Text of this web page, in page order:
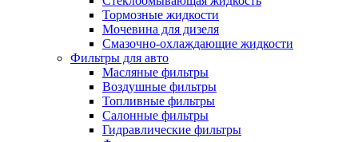
Тормозные жидкости
Мочевина для дизеля
Смазочно-охлаждающие жидкости
Фильтры для авто
Масляные фильтры
Воздушные фильтры
Топливные фильтры
Салонные фильтры
Гидравлические фильтры